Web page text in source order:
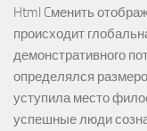
Html Cменить
происходит
демонстративного
определялся
уступила место
успешные люди